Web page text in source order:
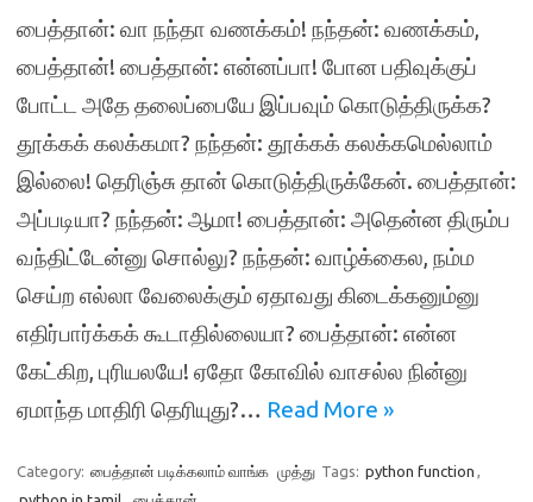
பைத்தான்: வா நந்தா வணக்கம்! நந்தன்: வணக்கம்,
பைத்தான்! பைத்தான்: என்னப்பா! போன பதிவுக்குப்
போட்ட அதே தலைப்பையே இப்பவும் கொடுத்திருக்க?
தூக்கக் கலக்கமா? நந்தன்: தூக்கக் கலக்கமெல்லாம்
இல்லை! தெரிஞ்சு தான் கொடுத்திருக்கேன். பைத்தான்:
அப்படியா? நந்தன்: ஆமா! பைத்தான்: அதென்ன திரும்ப
வந்திட்டேன்னு சொல்லு? நந்தன்: வாழ்க்கைல, நம்ம
செய்ற எல்லா வேலைக்கும் ஏதாவது கிடைக்கனும்னு
எதிர்பார்க்கக் கூடாதில்லையா? பைத்தான்: என்ன
கேட்கிற, புரியலயே! ஏதோ கோவில் வாசல்ல நின்னு
ஏமாந்த மாதிரி தெரியுது?… Read More »
Category: பைத்தான் படிக்கலாம் வாங்க முத்து Tags: python function ,